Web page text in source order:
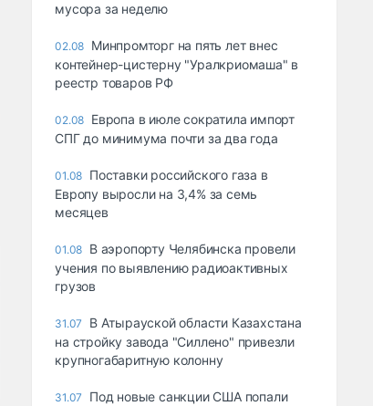
мусора за неделю
02.08 Минпромторг на пять лет внес
контейнер-цистерну "Уралкриомаша" в
реестр товаров РФ
02.08 Европа в июле сократила импорт
СПГ до минимума почти за два года
01.08 Поставки российского газа в
Европу выросли на 3,4% за семь
месяцев
01.08 В аэропорту Челябинска провели
учения по выявлению радиоактивных
грузов
31.07
В Атырауской области Казахстана
на стройку завода "Силлено" привезли
крупногабаритную колонну
31.07
Под новые санкции США попали